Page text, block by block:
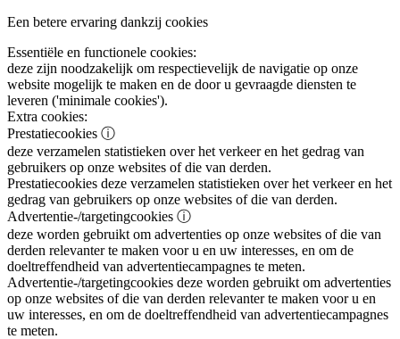
Een betere ervaring dankzij cookies
Essentiële en functionele cookies:
deze zijn noodzakelijk om respectievelijk de navigatie op onze
website mogelijk te maken en de door u gevraagde diensten te
leveren ('minimale cookies').
Extra cookies:
Prestatiecookies ⓘ
deze verzamelen statistieken over het verkeer en het gedrag van
gebruikers op onze websites of die van derden.
Prestatiecookies deze verzamelen statistieken over het verkeer en het
gedrag van gebruikers op onze websites of die van derden.
Advertentie-/targetingcookies ⓘ
deze worden gebruikt om advertenties op onze websites of die van
derden relevanter te maken voor u en uw interesses, en om de
doeltreffendheid van advertentiecampagnes te meten.
Advertentie-/targetingcookies deze worden gebruikt om advertenties
op onze websites of die van derden relevanter te maken voor u en
uw interesses, en om de doeltreffendheid van advertentiecampagnes
te meten.